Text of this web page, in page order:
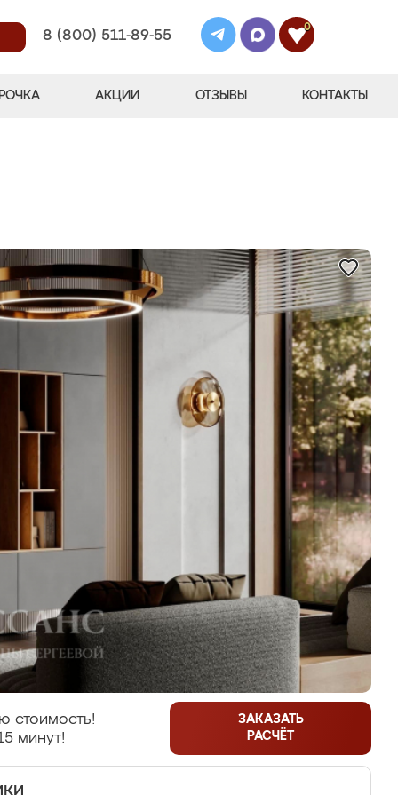
8 (800) 511-89-55
0
АКЦИИ ОТЗЫВЫ КОНТАКТЫ
стоимость!
минут!
ЗАКАЗАТЬ
РАСЧЁТ